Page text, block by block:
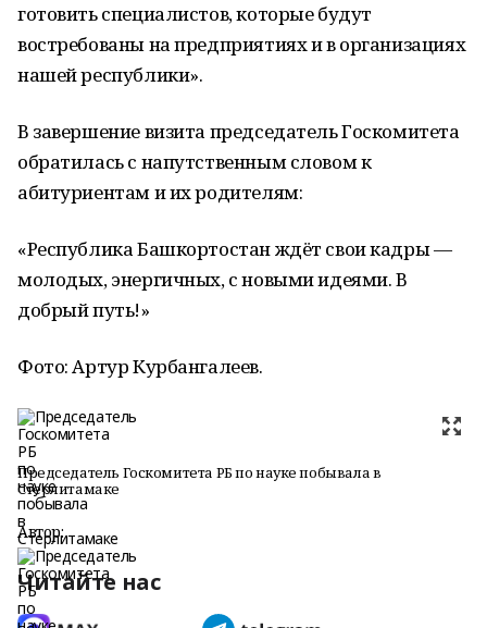
готовить специалистов, которые будут
востребованы на предприятиях и в организациях
нашей республики».
В завершение визита председатель Госкомитета
обратилась с напутственным словом к
абитуриентам и их родителям:
«Республика Башкортостан ждёт свои кадры —
молодых, энергичных, с новыми идеями. В
добрый путь!»
Фото: Артур Курбангалеев.
Председатель Госкомитета РБ по науке побывала в
Стерлитамаке
Автор:
Читайте нас